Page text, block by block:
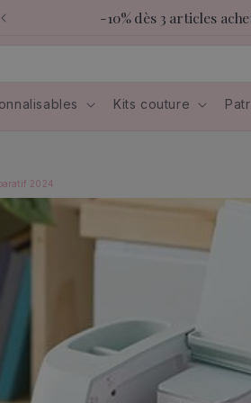
-10% dès 3 articles
Kits couture
2024